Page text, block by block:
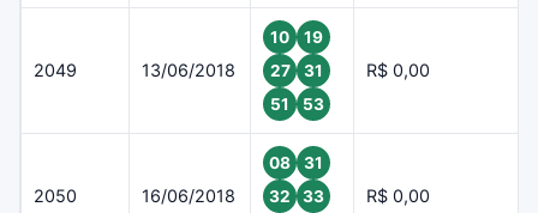
2049 13/06/2018
10
19
27
31
51
53
R$ 0,00
2050 16/06/2018
08
31
32
33
R$ 0,00